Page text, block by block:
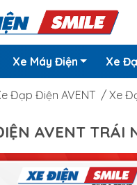
Xe Máy Điện Xe
Đạp Điện AVENT / Xe
AVENT TRÁI